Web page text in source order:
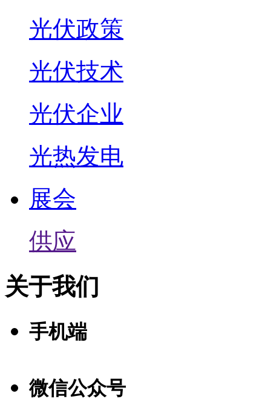
光伏政策
光伏技术
光伏企业
光热发电
展会
供应
关于我们
手机端
微信公众号